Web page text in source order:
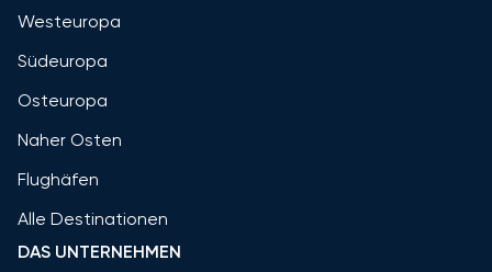
Westeuropa
Südeuropa
Osteuropa
Naher Osten
Flughäfen
Alle Destinationen
DAS UNTERNEHMEN